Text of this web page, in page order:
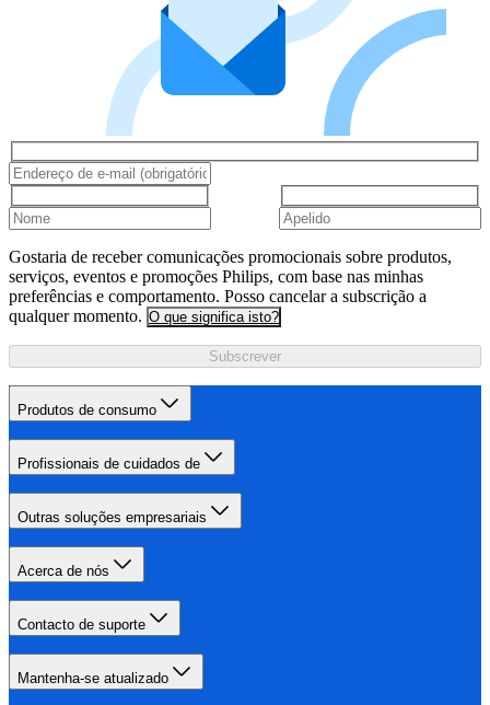
Gostaria de receber comunicações promocionais sobre produtos,
serviços, eventos e promoções Philips, com base nas minhas
preferências e comportamento. Posso cancelar a subscrição a
qualquer momento. O que significa isto?
Subscrever
Produtos de consumo
Profissionais de cuidados de
Outras soluções empresariais
Acerca de nós
Contacto de suporte
Mantenha-se atualizado